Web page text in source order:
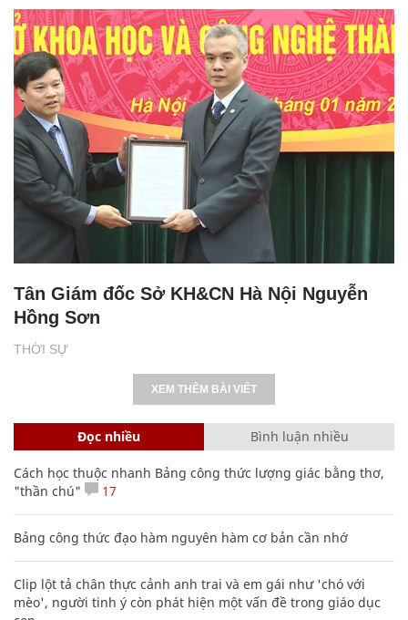
THỜI SỰ
Tân Giám đốc Sở KH&CN Hà Nội Nguyễn
Hồng Sơn
XEM THÊM BÀI VIẾT
Đọc nhiều Bình luận nhiều
Cách học thuộc nhanh Bảng công thức lượng giác bằng thơ,
"thần chú"
17
Bảng công thức đạo hàm nguyên hàm cơ bản cần nhớ
Clip lột tả chân thực cảnh anh trai và em gái như 'chó với
mèo', người tinh ý còn phát hiện một vấn đề trong giáo dục